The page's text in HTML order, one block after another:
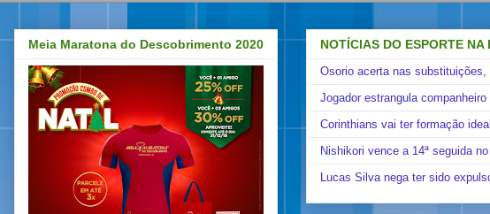
NOTÍCIAS DO ESPORTE
Osorio acerta nas
Jogador estrangula
Corinthians vai ter formação
Nishikori vence a 14ª seguida
Lucas Silva nega ter sido
Meia Maratona do Descobrimento 2020